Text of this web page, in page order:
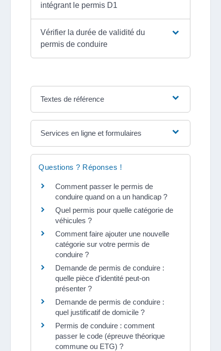
intégrant le permis D1
Vérifier la durée de validité du
permis de conduire
Textes de référence
Services en ligne et formulaires
Questions ? Réponses !
Comment passer le permis de
conduire quand on a un handicap ?
Quel permis pour quelle catégorie de
véhicules ?
Comment faire ajouter une nouvelle
catégorie sur votre permis de
conduire ?
Demande de permis de conduire :
quelle pièce d'identité peut-on
présenter ?
Demande de permis de conduire :
quel justificatif de domicile ?
Permis de conduire : comment
passer le code (épreuve théorique
commune ou ETG) ?